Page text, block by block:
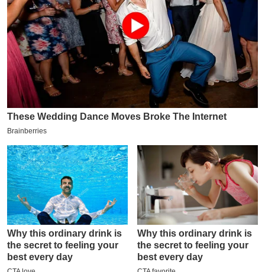
P
L
2
0
2
6
क्रा
इ
म
ई
-
पे
प
र
मि
सा
ल